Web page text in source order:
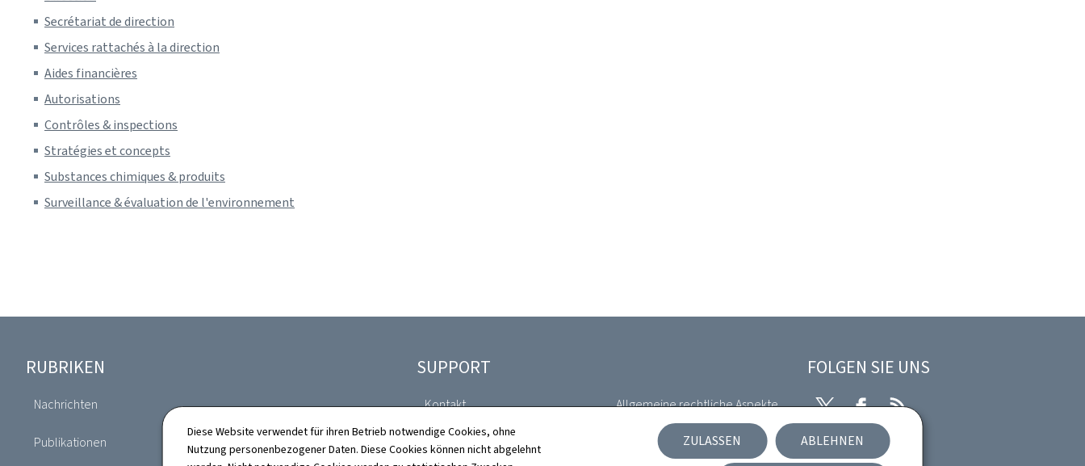
Diese Website verwendet für ihren Betrieb notwendige Cookies, ohne
Nutzung personenbezogener Daten. Diese Cookies können nicht abgelehnt
ZULASSEN ABLEHNEN
Secrétariat de direction
Services rattachés à la direction
Aides financières
Autorisations
Contrôles & inspections
Stratégies et concepts
Substances chimiques & produits
Surveillance & évaluation de l'environnement
Footer
RUBRIKEN
Nachrichten
Publikationen
SUPPORT
Kontakt
Sitemap
Allgemeine rechtliche Aspekte
Barrierefreiheit
FOLGEN SIE UNS
TwitterFacebook
RSS